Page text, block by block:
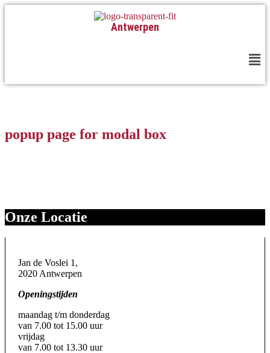
Antwerpen
popup page for modal box
Onze Locatie
Jan de Voslei 1,
2020 Antwerpen
Openingstijden
maandag t/m donderdag
van 7.00 tot 15.00 uur
vrijdag
van 7.00 tot 13.30 uur